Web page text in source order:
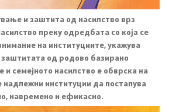
и заштита од насилство врз
преку одредбата со која се
на институциите, укажува
од родово базирано
и семејното насилство е обврска на
институции да постапува
навремено и ефикасно.